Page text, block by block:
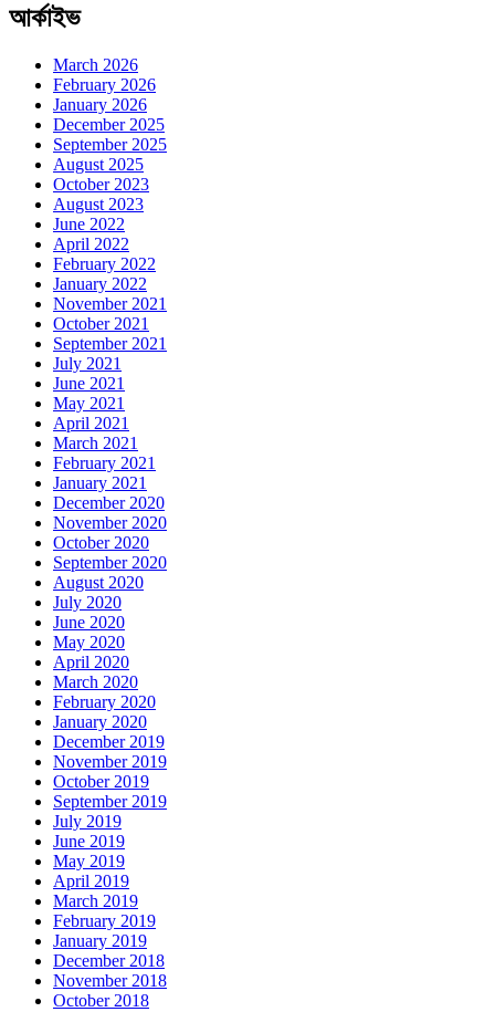
আর্কাইভ
March 2026
February 2026
January 2026
December 2025
September 2025
August 2025
October 2023
August 2023
June 2022
April 2022
February 2022
January 2022
November 2021
October 2021
September 2021
July 2021
June 2021
May 2021
April 2021
March 2021
February 2021
January 2021
December 2020
November 2020
October 2020
September 2020
August 2020
July 2020
June 2020
May 2020
April 2020
March 2020
February 2020
January 2020
December 2019
November 2019
October 2019
September 2019
July 2019
June 2019
May 2019
April 2019
March 2019
February 2019
January 2019
December 2018
November 2018
October 2018